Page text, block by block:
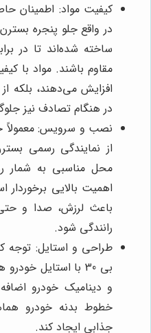
کیفیت مواد: اطمینان
ساخته شده‌اند تا در
مقاوم باشند. مواد با
افزایش می‌دهند، بلکه
در هنگام تصادف نیز
نصب و سرویس: معمولاً
از نمایندگی رسمی
محل مناسبی به شمار
اهمیت بالایی
باعث لرزش، صدا و
رانندگی شود.
طراحی و استایل: توجه
بی 30 با استایل
و دینامیک خودرو
خطوط بدنه خودرو
جذابی ایجاد کند.